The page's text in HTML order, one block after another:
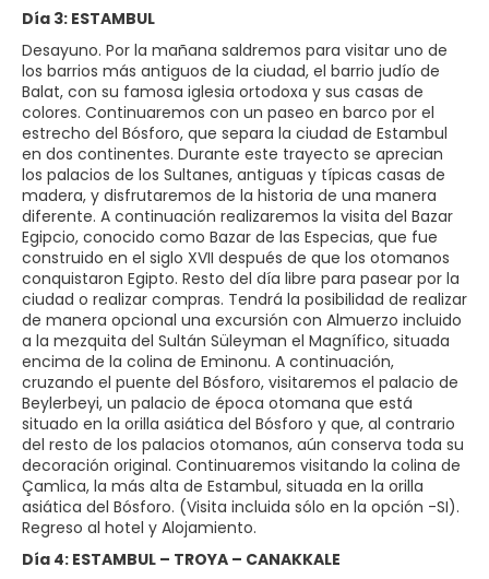
Día 3: ESTAMBUL
Desayuno. Por la mañana saldremos para visitar uno de
los barrios más antiguos de la ciudad, el barrio judío de
Balat, con su famosa iglesia ortodoxa y sus casas de
colores. Continuaremos con un paseo en barco por el
estrecho del Bósforo, que separa la ciudad de Estambul
en dos continentes. Durante este trayecto se aprecian
los palacios de los Sultanes, antiguas y típicas casas de
madera, y disfrutaremos de la historia de una manera
diferente. A continuación realizaremos la visita del Bazar
Egipcio, conocido como Bazar de las Especias, que fue
construido en el siglo XVII después de que los otomanos
conquistaron Egipto. Resto del día libre para pasear por la
ciudad o realizar compras. Tendrá la posibilidad de realizar
de manera opcional una excursión con Almuerzo incluido
a la mezquita del Sultán Süleyman el Magnífico, situada
encima de la colina de Eminonu. A continuación,
cruzando el puente del Bósforo, visitaremos el palacio de
Beylerbeyi, un palacio de época otomana que está
situado en la orilla asiática del Bósforo y que, al contrario
del resto de los palacios otomanos, aún conserva toda su
decoración original. Continuaremos visitando la colina de
Çamlica, la más alta de Estambul, situada en la orilla
asiática del Bósforo. (Visita incluida sólo en la opción -SI).
Regreso al hotel y Alojamiento.
Día 4: ESTAMBUL – TROYA – CANAKKALE